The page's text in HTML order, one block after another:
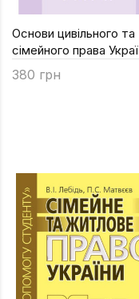
Основи цивільного та
сімейного права
380 грн